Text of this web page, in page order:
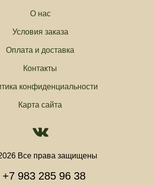
О нас
Условия заказа
Оплата и доставка
Контакты
конфиденциальности
Карта сайта
Все права защищены
+7 983 285 96 38